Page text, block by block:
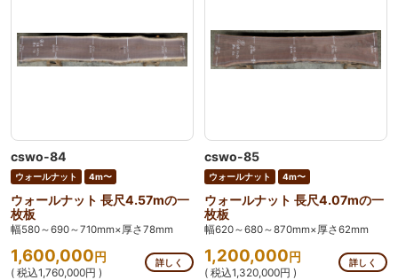
cswo-84
ウォールナット 4m〜
ウォールナット 長尺4.57mの一
枚板
幅580～690～710mm×厚さ78mm
1,600,000円
( 税込1,760,000円 )
詳しく
cswo-85
ウォールナット 4m〜
ウォールナット 長尺4.07mの一
枚板
幅620～680～870mm×厚さ62mm
1,200,000円
( 税込1,320,000円 )
詳しく